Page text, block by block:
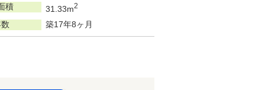
積 31.33m2
築17年8ヶ月